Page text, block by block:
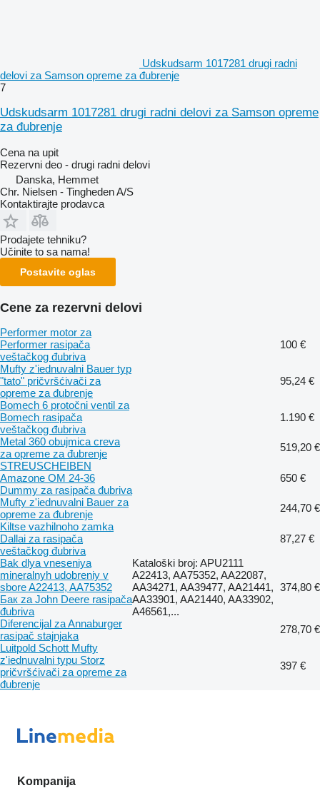
Udskudsarm 1017281 drugi radni
delovi za Samson opremе za đubrenje
7
Udskudsarm 1017281 drugi radni delovi za Samson opreme
za đubrenje
Cena na upit
Rezervni deo - drugi radni delovi
Danska, Hemmet
Chr. Nielsen - Tingheden A/S
Kontaktirajte prodavca
Prodajete tehniku?
Učinite to sa nama!
Postavite oglas
Cene za rezervni delovi
Performer motor za
Performer rasipača
veštačkog đubriva
100 €
Mufty z'iednuvalni Bauer typ
"tato" pričvršćivači za
opremе za đubrenje
95,24 €
Bomech 6 protočni ventil za
Bomech rasipača
veštačkog đubriva
1.190 €
Metal 360 obujmica creva
za opremе za đubrenje
519,20 €
STREUSCHEIBEN
Amazone OM 24-36
Dummy za rasipača đubriva
650 €
Mufty z'iednuvalni Bauer za
opremе za đubrenje
244,70 €
Kiltse vazhilnoho zamka
Dallai za rasipača
veštačkog đubriva
87,27 €
Bak dlya vneseniya
mineralnyh udobreniy v
sbore A22413, AA75352
Бак za John Deere rasipača
đubriva
Kataloški broj: APU2111
A22413, AA75352, AA22087,
AA34271, AA39477, AA21441,
AA33901, AA21440, AA33902,
A46561,...
374,80 €
Diferencijal za Annaburger
rasipač stajnjaka
278,70 €
Luitpold Schott Mufty
z'iednuvalni typu Storz
pričvršćivači za opremе za
đubrenje
397 €
Kompanija